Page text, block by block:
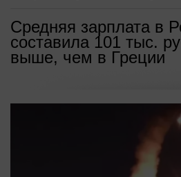
Средняя зарплата в
составила 101 тыс.
выше, чем в Греции